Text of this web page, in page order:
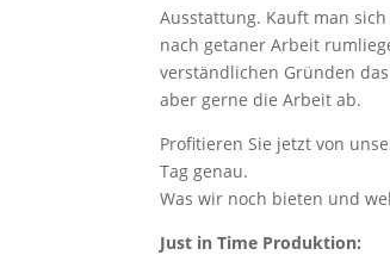
Ausstattung. Kauft man
nach getaner Arbeit
verständlichen Gründen
aber gerne die Arbeit ab.
Profitieren Sie jetzt von
Tag genau.
Was wir noch bieten und
Just in Time Produktion: